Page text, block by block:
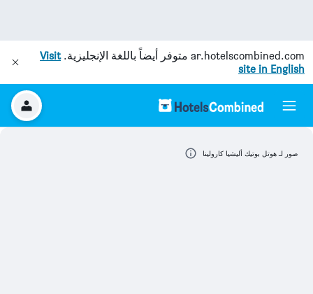
ar.hotelscombined.com متوفر أيضاً باللغة الإنجليزية.Visit
site in English
صور لـ هوتل بوتيك أليشيا كارولينا